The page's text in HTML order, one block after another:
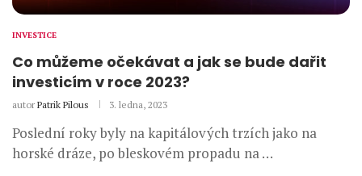
INVESTICE
Co můžeme očekávat a jak se bude dařit
investicím v roce 2023?
autor Patrik Pilous 3. ledna, 2023
Poslední roky byly na kapitálových trzích jako na
horské dráze, po bleskovém propadu na …